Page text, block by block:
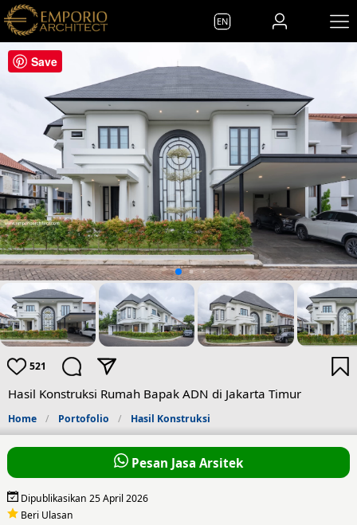
EN
521
Hasil Konstruksi Rumah Bapak ADN di Jakarta Timur
Home Portofolio Hasil Konstruksi
Pesan Jasa Arsitek
Dipublikasikan 25 April 2026
Beri Ulasan
Save